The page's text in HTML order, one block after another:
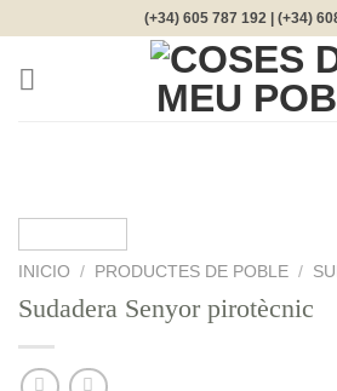
contenido
(+34) 605 787 192 | (+34)
INICIO / PRODUCTES DE POBLE /
Sudadera Senyor pirotècnic